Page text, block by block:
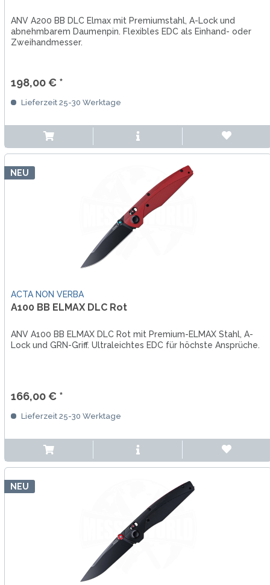
ANV A200 BB DLC Elmax mit Premiumstahl, A-Lock und
abnehmbarem Daumenpin. Flexibles EDC als Einhand- oder
Zweihandmesser.
198,00 € *
Lieferzeit 25-30 Werktage
NEU
ACTA NON VERBA
A100 BB ELMAX DLC Rot
ANV A100 BB ELMAX DLC Rot mit Premium-ELMAX Stahl, A-
Lock und GRN-Griff. Ultraleichtes EDC für höchste Ansprüche.
166,00 € *
Lieferzeit 25-30 Werktage
NEU